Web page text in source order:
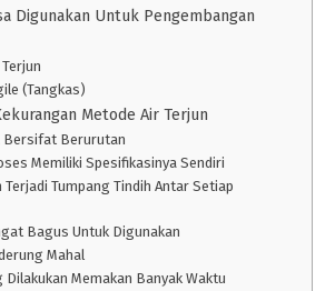
Digunakan Untuk Pengembangan
(Tangkas)
Metode Air Terjun
Bersifat Berurutan
Memiliki Spesifikasinya Sendiri
Terjadi Tumpang Tindih Antar Setiap
Bagus Untuk Digunakan
Mahal
Dilakukan Memakan Banyak Waktu